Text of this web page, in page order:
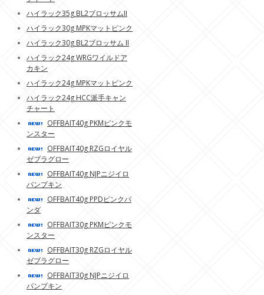
ハイラック35g BL2ブロッサムII
ハイラック30g MPKマットピンク
ハイラック30g BL2ブロッサム II
ハイラック24g WRGワイルドア
カキン
ハイラック24g MPKマットピンク
ハイラック24g HCC派手キャン
チャート
OFFBAIT40g PKMピンクモ
ンスター
OFFBAIT40g RZGロイヤル
ゼブラグロー
OFFBAIT40g NJPニジイロ
パンプキン
OFFBAIT40g PPDピンクパ
ンダ
OFFBAIT30g PKMピンクモ
ンスター
OFFBAIT30g RZGロイヤル
ゼブラグロー
OFFBAIT30g NJPニジイロ
パンプキン